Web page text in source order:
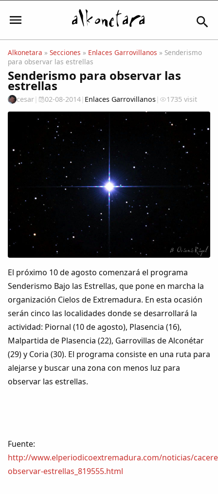
Iniciar sesión
Mi Cuenta
El Tiempo
Actualidad
Comunidad
Colaboradores
AlkoTV
Biblioteca
Periódico Alconétar
Foros
Idiosincrasia
Diccionario
Dichos
Cancionero Local
Alkonetara » Secciones » Enlaces Garrovillanos » Senderismo
para observar las estrellas
Senderismo para observar las
estrellas
cesar| 02-08-2014| Enlaces Garrovillanos| 1735 visit
El próximo 10 de agosto comenzará el programa
Senderismo Bajo las Estrellas, que pone en marcha la
organización Cielos de Extremadura. En esta ocasión
serán cinco las localidades donde se desarrollará la
actividad: Piornal (10 de agosto), Plasencia (16),
Malpartida de Plasencia (22), Garrovillas de Alconétar
(29) y Coria (30). El programa consiste en una ruta para
alejarse y buscar una zona con menos luz para
observar las estrellas.
Fuente:
http://www.elperiodicoextremadura.com/noticias/
observar-estrellas_819555.html